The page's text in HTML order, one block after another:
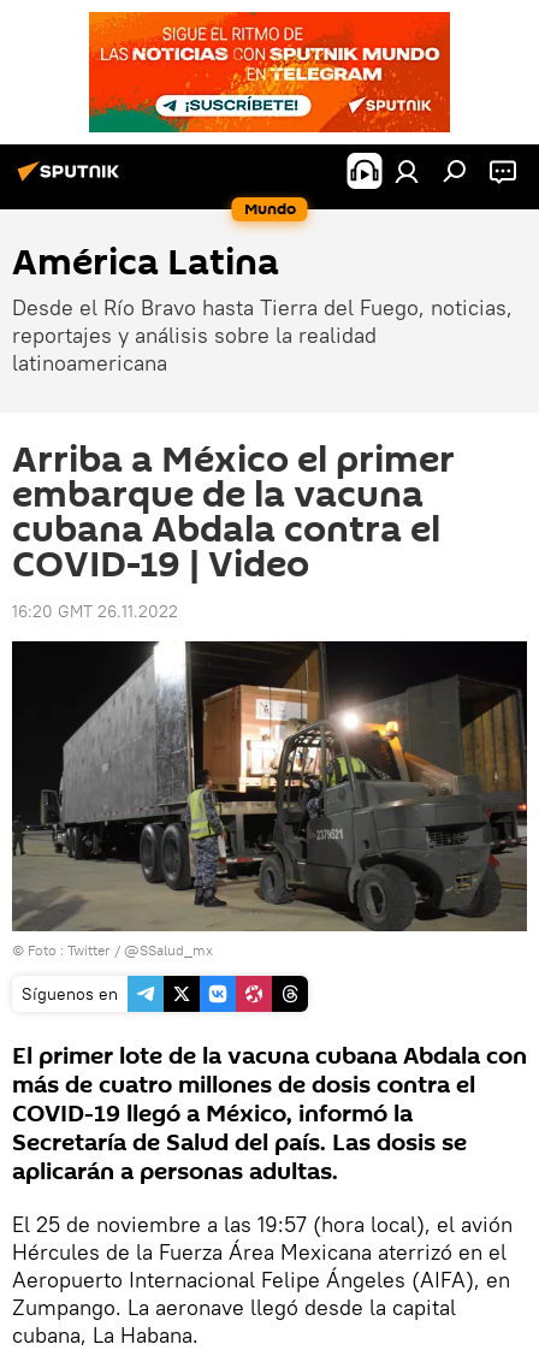
Mundo
América Latina
Desde el Río Bravo hasta Tierra del Fuego, noticias,
reportajes y análisis sobre la realidad
latinoamericana
Arriba a México el primer
embarque de la vacuna
cubana Abdala contra el
COVID-19 | Video
16:20 GMT 26.11.2022
© Foto : Twitter / @SSalud_mx
Síguenos en
El primer lote de la vacuna cubana Abdala con
más de cuatro millones de dosis contra el
COVID-19 llegó a México, informó la
Secretaría de Salud del país. Las dosis se
aplicarán a personas adultas.
El 25 de noviembre a las 19:57 (hora local), el avión
Hércules de la Fuerza Área Mexicana aterrizó en el
Aeropuerto Internacional Felipe Ángeles (AIFA), en
Zumpango. La aeronave llegó desde la capital
cubana, La Habana.